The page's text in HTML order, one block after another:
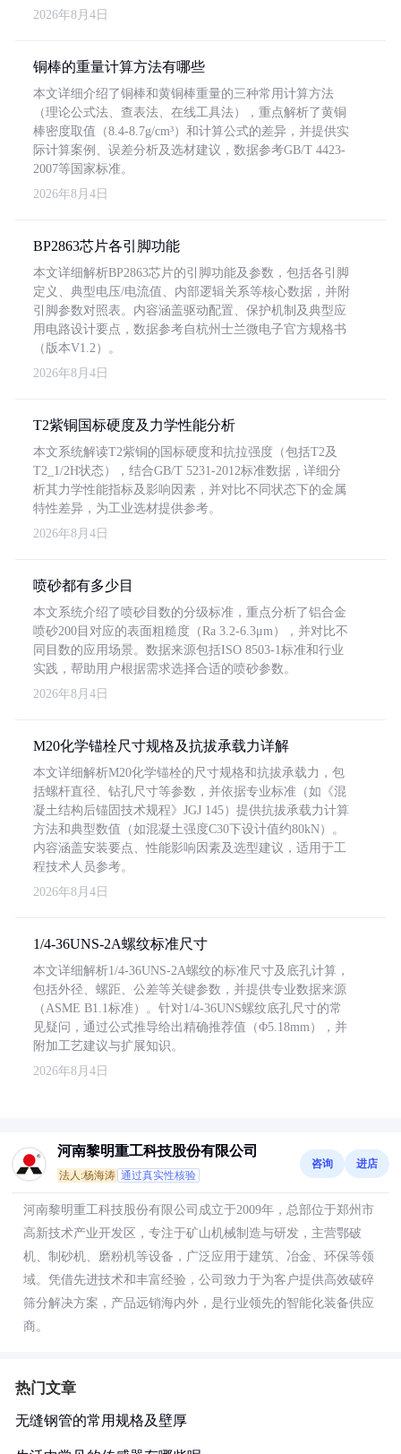
2026年8月4日
铜棒的重量计算方法有哪些
本文详细介绍了铜棒和黄铜棒重量的三种常用计算方法
（理论公式法、查表法、在线工具法），重点解析了黄铜
棒密度取值（8.4-8.7g/cm³）和计算公式的差异，并提供实
际计算案例、误差分析及选材建议，数据参考GB/T 4423-
2007等国家标准。
2026年8月4日
BP2863芯片各引脚功能
本文详细解析BP2863芯片的引脚功能及参数，包括各引脚
定义、典型电压/电流值、内部逻辑关系等核心数据，并附
引脚参数对照表。内容涵盖驱动配置、保护机制及典型应
用电路设计要点，数据参考自杭州士兰微电子官方规格书
（版本V1.2）。
2026年8月4日
T2紫铜国标硬度及力学性能分析
本文系统解读T2紫铜的国标硬度和抗拉强度（包括T2及
T2_1/2H状态），结合GB/T 5231-2012标准数据，详细分
析其力学性能指标及影响因素，并对比不同状态下的金属
特性差异，为工业选材提供参考。
2026年8月4日
喷砂都有多少目
本文系统介绍了喷砂目数的分级标准，重点分析了铝合金
喷砂200目对应的表面粗糙度（Ra 3.2-6.3μm），并对比不
同目数的应用场景。数据来源包括ISO 8503-1标准和行业
实践，帮助用户根据需求选择合适的喷砂参数。
2026年8月4日
M20化学锚栓尺寸规格及抗拔承载力详解
本文详细解析M20化学锚栓的尺寸规格和抗拔承载力，包
括螺杆直径、钻孔尺寸等参数，并依据专业标准（如《混
凝土结构后锚固技术规程》JGJ 145）提供抗拔承载力计算
方法和典型数值（如混凝土强度C30下设计值约80kN）。
内容涵盖安装要点、性能影响因素及选型建议，适用于工
程技术人员参考。
2026年8月4日
1/4-36UNS-2A螺纹标准尺寸
本文详细解析1/4-36UNS-2A螺纹的标准尺寸及底孔计算，
包括外径、螺距、公差等关键参数，并提供专业数据来源
（ASME B1.1标准）。针对1/4-36UNS螺纹底孔尺寸的常
见疑问，通过公式推导给出精确推荐值（Φ5.18mm），并
附加工艺建议与扩展知识。
2026年8月4日
河南黎明重工科技股份有限公司
法人:杨海涛 通过真实性核验
咨询 进店
河南黎明重工科技股份有限公司成立于2009年，总部位于郑州市
高新技术产业开发区，专注于矿山机械制造与研发，主营鄂破
机、制砂机、磨粉机等设备，广泛应用于建筑、冶金、环保等领
域。凭借先进技术和丰富经验，公司致力于为客户提供高效破碎
筛分解决方案，产品远销海内外，是行业领先的智能化装备供应
商。
热门文章
无缝钢管的常用规格及壁厚